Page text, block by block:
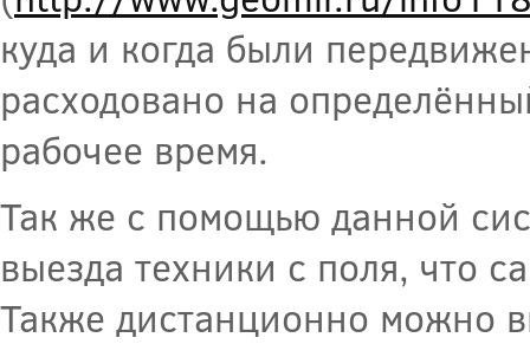
куда и когда были
расходовано на
рабочее время.
Так же с помощью данной
выезда техники с поля, что
Также дистанционно можно